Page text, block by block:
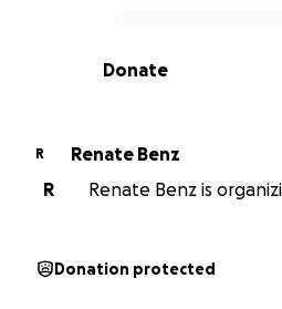
0% complete
Donate
R
Renate Benz
R
Renate Benz is
Donation protected